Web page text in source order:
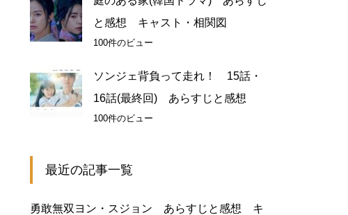
と感想 キャスト・相関図
100件のビュー
ソンジェ背負って走れ！ 15話・
16話(最終回) あらすじと感想
100件のビュー
最近の記事一覧
勇敢無双ヨン・スジョン あらすじと感想 キ